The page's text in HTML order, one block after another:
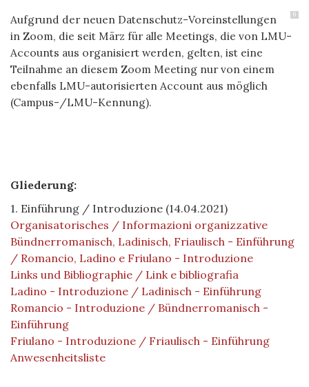
6
Aufgrund der neuen Datenschutz-Voreinstellungen
in Zoom, die seit März für alle Meetings, die von LMU-
Accounts aus organisiert werden, gelten, ist eine
Teilnahme an diesem Zoom Meeting nur von einem
ebenfalls LMU-autorisierten Account aus möglich
(Campus-/LMU-Kennung).
Gliederung:
1. Einführung / Introduzione (14.04.2021)
Organisatorisches / Informazioni organizzative
Bündnerromanisch, Ladinisch, Friaulisch - Einführung
/ Romancio, Ladino e Friulano - Introduzione
Links und Bibliographie / Link e bibliografia
Ladino - Introduzione / Ladinisch - Einführung
Romancio - Introduzione / Bündnerromanisch -
Einführung
Friulano - Introduzione / Friaulisch - Einführung
Anwesenheitsliste